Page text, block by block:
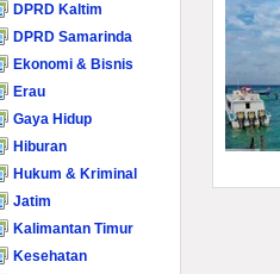
DPRD Kaltim
DPRD Samarinda
Ekonomi & Bisnis
Erau
Gaya Hidup
Hiburan
Hukum & Kriminal
Jatim
Kalimantan Timur
Kesehatan